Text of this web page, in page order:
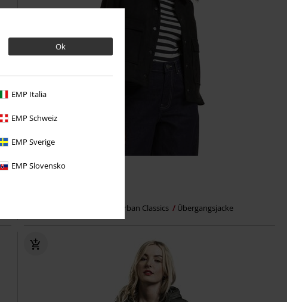
Ok
EMP Italia
EMP Schweiz
EMP Sverige
EMP Slovensko
% Fast ausverkauft
Urban Classics Übergangsjacke